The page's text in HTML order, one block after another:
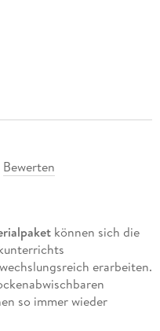
Bewerten
können sich die
erarbeiten.
so immer wieder